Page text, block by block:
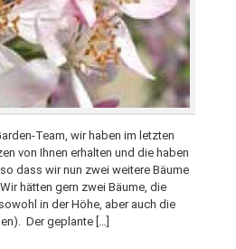
Team, wir haben im letzten
von Ihnen erhalten und die haben
dass wir nun zwei weitere Bäume
hätten gern zwei Bäume, die
in der Höhe, aber auch die
Der geplante […]